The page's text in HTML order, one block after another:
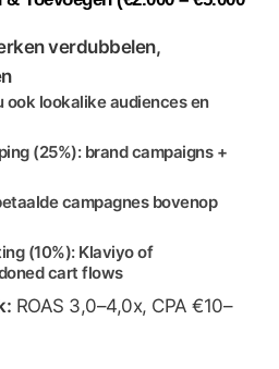
verdubbelen,
ook lookalike audiences en
(25%): brand campaigns +
campagnes bovenop
(10%): Klaviyo of
cart flows
ROAS 3,0–4,0x, CPA €10–